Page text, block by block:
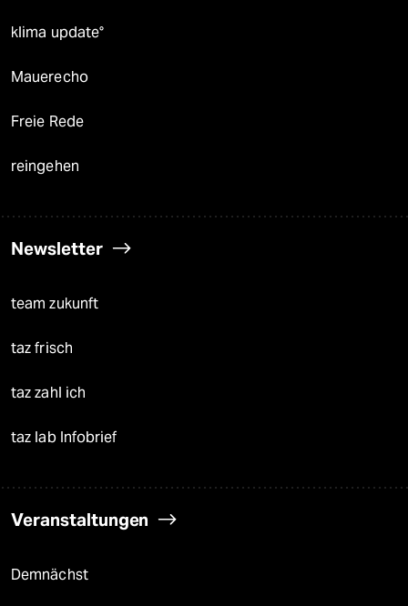
klima update°
Mauerecho
Freie Rede
reingehen
Newsletter
team zukunft
taz frisch
taz zahl ich
taz lab Infobrief
Veranstaltungen
Demnächst